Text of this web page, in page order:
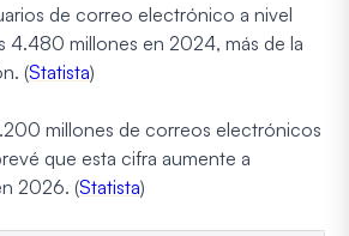
de correo electrónico a nivel
4.480 millones en 2024, más de la
(Statista)
millones de correos electrónicos
que esta cifra aumente a
2026. (Statista)